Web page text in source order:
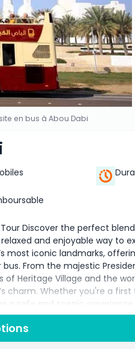
en bus à Abou Dabi
Tour Discover the perfect
and enjoyable way to
most iconic landmarks,
From the majestic
Heritage Village and the
charm. Whether you're a
a safe and scenic experience.
wonders all from the
traffic or planning routes.
thoroughly cleaned, masks